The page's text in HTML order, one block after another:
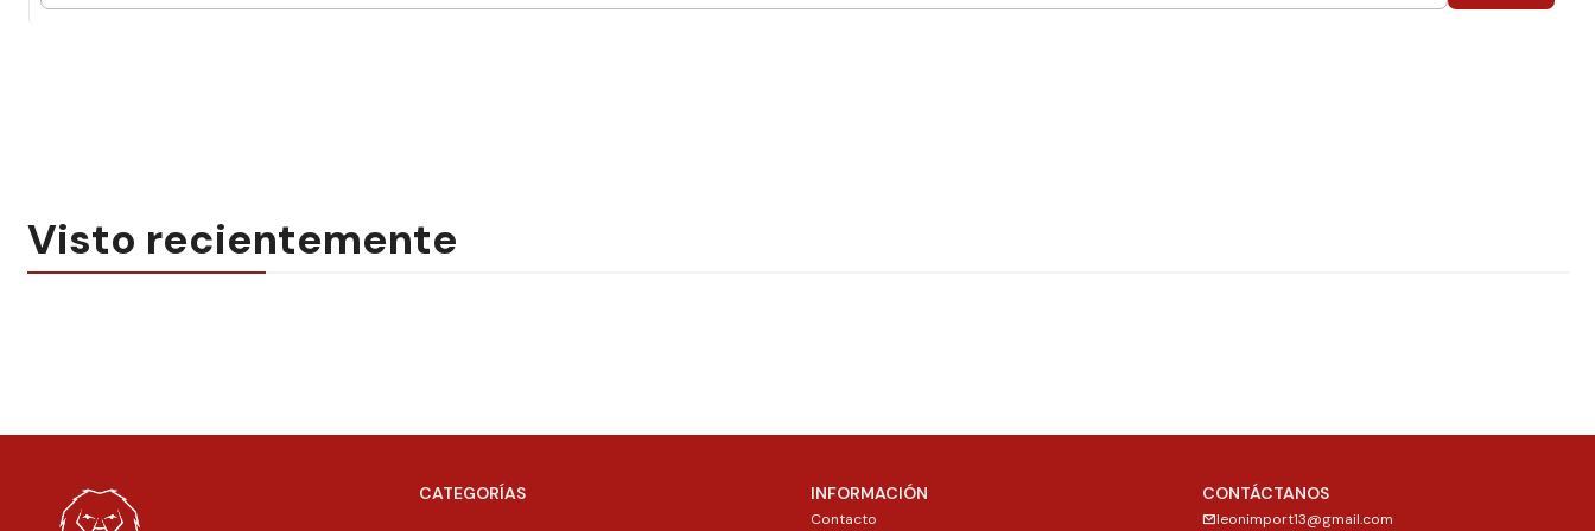
Visto recientemente
CATEGORÍAS INFORMACIÓN
Contacto
CONTÁCTANOS
leonimport13@gmail.com